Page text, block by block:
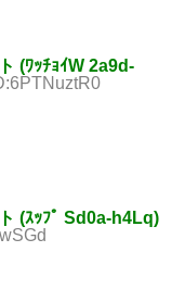
(ﾜｯﾁｮｲW 2a9d-
(ｽｯﾌﾟ Sd0a-h4Lq)